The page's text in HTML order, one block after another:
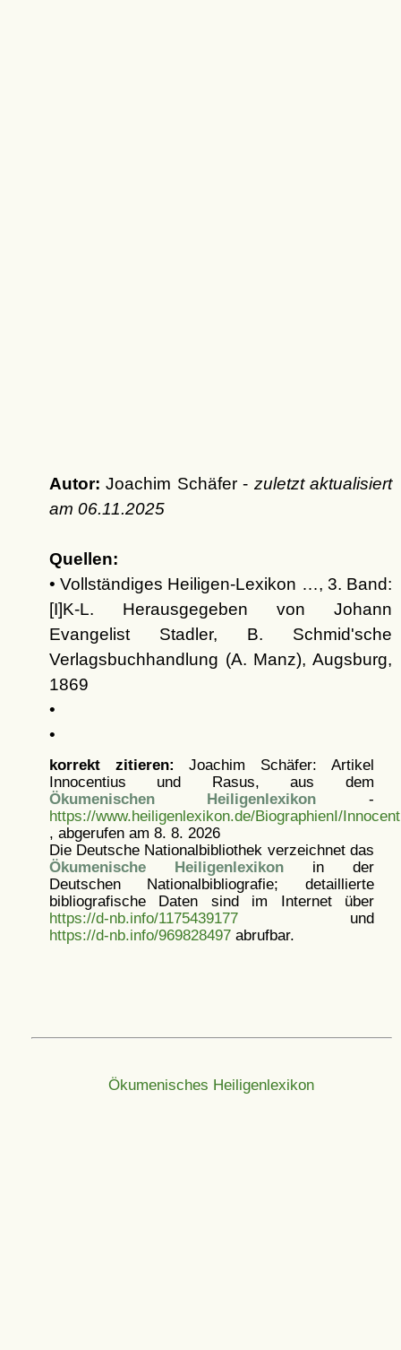
Autor: Joachim Schäfer - zuletzt aktualisiert
am 06.11.2025
Quellen:
• Vollständiges Heiligen-Lexikon …, 3. Band:
[I]K-L. Herausgegeben von Johann
Evangelist Stadler, B. Schmid'sche
Verlagsbuchhandlung (A. Manz), Augsburg,
1869
•
•
korrekt zitieren: Joachim Schäfer: Artikel
Innocentius und Rasus, aus dem
Ökumenischen Heiligenlexikon -
https://www.heiligenlexikon.de/BiographienI/
, abgerufen am 8. 8. 2026
Die Deutsche Nationalbibliothek verzeichnet das
Ökumenische Heiligenlexikonin der
Deutschen Nationalbibliografie; detaillierte
bibliografische Daten sind im Internet über
https://d-nb.info/1175439177und
https://d-nb.info/969828497abrufbar.
Ökumenisches Heiligenlexikon